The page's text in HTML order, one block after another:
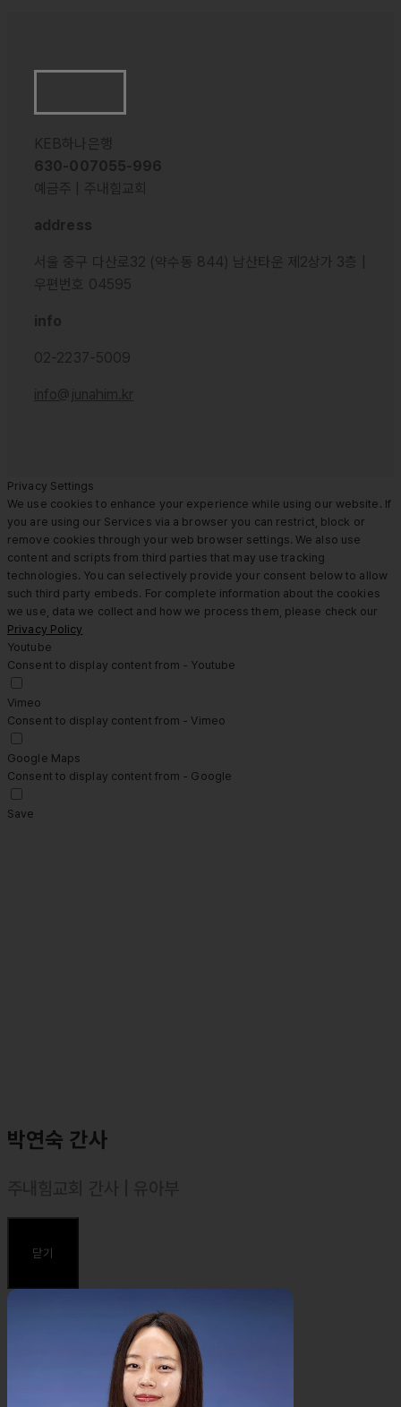
KEB하나은행
630-007055-996
예금주 | 주내힘교회
address
서울 중구 다산로32 (약수동 844) 남산타운 제2상가 3층 |
우편번호 04595
info
02-2237-5009
info@junahim.kr
Privacy Settings
We use cookies to enhance your experience while using our website. If
you are using our Services via a browser you can restrict, block or
remove cookies through your web browser settings. We also use
content and scripts from third parties that may use tracking
technologies. You can selectively provide your consent below to allow
such third party embeds. For complete information about the cookies
we use, data we collect and how we process them, please check our
Privacy Policy
Youtube
Consent to display content from - Youtube
Vimeo
Consent to display content from - Vimeo
Google Maps
Consent to display content from - Google
Save
박연숙 간사
⸰ 유아부 간사
닫기